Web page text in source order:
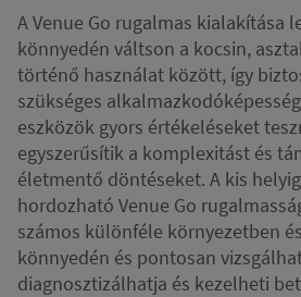
A Venue Go rugalmas kialakítása
könnyedén váltson a kocsin,
történő használat között, így
szükséges
eszközök gyors értékeléseket
egyszerűsítik a komplexitást és
életmentő döntéseket. A kis
hordozható Venue Go
számos különféle környezetben
könnyedén és pontosan
diagnosztizálhatja és kezelheti